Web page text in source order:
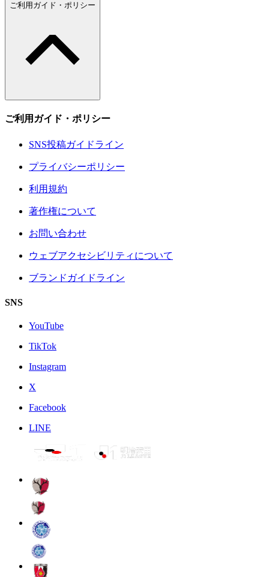
ご利用ガイド・ポリシー
ご利用ガイド・ポリシー
SNS投稿ガイドライン
プライバシーポリシー
利用規約
著作権について
お問い合わせ
ウェブアクセシビリティについて
ブランドガイドライン
SNS
YouTube
TikTok
Instagram
X
Facebook
LINE